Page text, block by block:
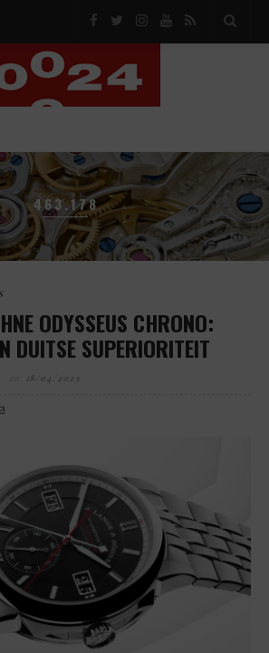
463.178
ODYSSEUS CHRONO:
DUITSE SUPERIORITEIT
18/04/2023